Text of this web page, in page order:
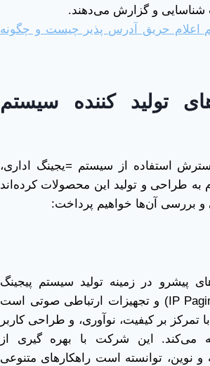
و گزارش می‌دهند.
اعلام حریق آدرس پذیر چیست و چگونه
تولید کننده سیستم
استفاده از سیستم =یجینگ اداری،
به طراحی و تولید این محصولات کرده‌اند
و بررسی آن‌ها خواهیم پرداخت:
پیشرو در زمینه تولید سیستم پیجینگ
اداری تحت شبکه (IP Paging) و تجهیزات ارتباطی صوتی است
تمرکز بر کیفیت، نوآوری، و طراحی کاربر
می‌کند. این شرکت با بهره‌ گیری از
و نوین، توانسته است راهکارهای متنوعی